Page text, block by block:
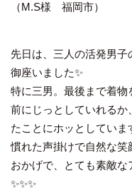
（M.S様 福岡市）
先日は、三人の活発男子
御座いました✨
特に三男。最後まで着
前にじっとしていれる
たことにホッとしていま
慣れた声掛けで自然な笑
おかげで、とても素敵
✨✨✨